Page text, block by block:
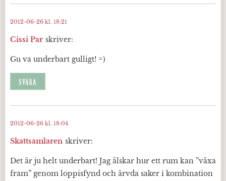
Cissi Par skriver:
2012-06-26 kl. 18:21
Gu va underbart gulligt! =)
SVARA
Skattsamlaren skriver:
2012-06-26 kl. 18:04
Det är ju helt underbart! Jag älskar hur ett rum kan ”växa
fram” genom loppisfynd och ärvda saker i kombination